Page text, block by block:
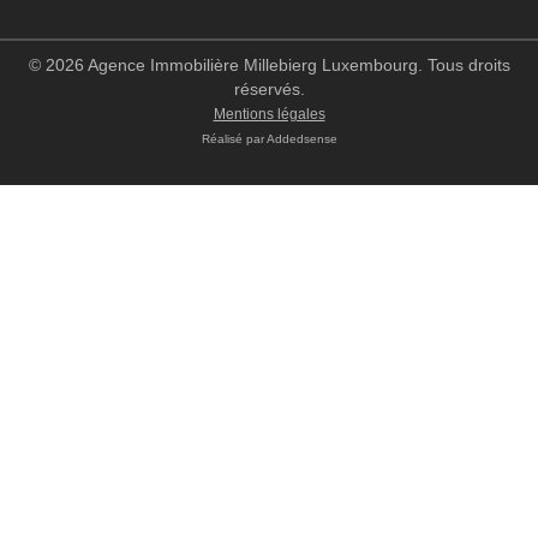
© 2026 Agence Immobilière Millebierg Luxembourg. Tous droits
réservés.
Mentions légales
Réalisé parAddedsense